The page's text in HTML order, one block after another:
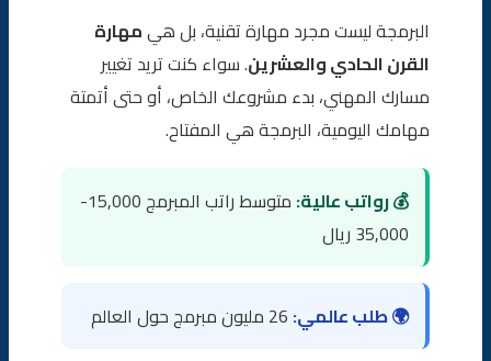
البرمجة ليست مجرد مهارة تقنية، بل هيمهارة
القرن الحادي والعشرين. سواء كنت تريد تغيير
مسارك المهني، بدء مشروعك الخاص، أو حتى أتمتة
مهامك اليومية، البرمجة هي المفتاح.
💰 رواتب عالية:
متوسط راتب المبرمج 15,000-
35,000 ريال
🌍 طلب عالمي:
🐍 Python
☕ Java
🍎 Swift
💡 ملاحظة
نصائح ذهبية للمبتدئين
أخطاء شائعة يقع فيها المبتدئون